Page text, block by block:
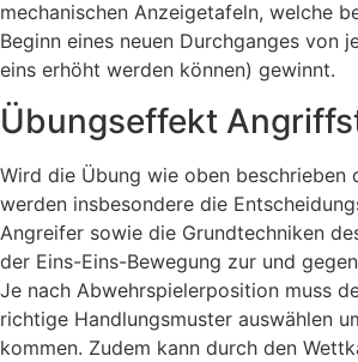
mechanischen Anzeigetafeln, welche
Beginn eines neuen Durchganges von
eins erhöht werden können) gewinnt.
Übungseffekt
Wird die Übung wie oben beschrieben
werden insbesondere die
Angreifer sowie die Grundtechniken
der Eins-Eins-Bewegung zur und
Je nach Abwehrspielerposition muss
richtige Handlungsmuster auswählen
kommen. Zudem kann durch den